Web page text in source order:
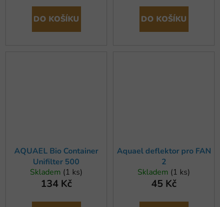
DO KOŠÍKU DO KOŠÍKU
AQUAEL Bio Container
Unifilter 500
Skladem (1 ks)
134 Kč
Aquael deflektor pro FAN
2
Skladem (1 ks)
45 Kč